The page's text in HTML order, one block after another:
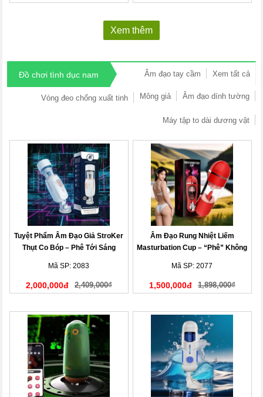
Xem thêm
Đồ chơi tình dục nam Xem tất cả
Âm đạo tay cầm
Âm đạo dính tường
Mông giả
Vòng đeo chống xuất tinh
Máy tập to dài dương vật
Tuyệt Phẩm Âm Đạo Giả StroKer
Thụt Co Bóp – Phê Tới Sáng
Mã SP: 2083
2,000,000đ 2,409,000₫
Âm Đạo Rung Nhiệt Liếm
Masturbation Cup – “Phê” Không
Mã SP: 2077
1,500,000đ 1,898,000₫